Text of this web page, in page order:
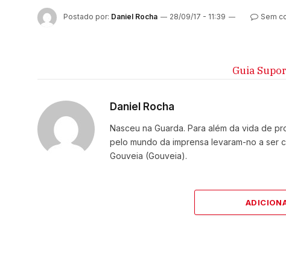
Postado por: Daniel Rocha 28/09/17 - 11:39 Sem
Guia
Daniel Rocha
Nasceu na Guarda. Para além da vida de
pelo mundo da imprensa levaram-no a ser
Gouveia (Gouveia).